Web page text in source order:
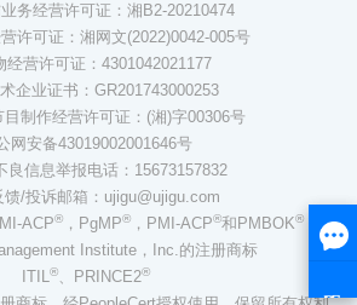
务经营许可证：湘B2-20210474
许可证：湘网文(2022)0042-005号
经营许可证：4301042021177
企业证书：GR201743000253
目制作经营许可证：(湘)字00306号
网安备43019002001646号
良信息举报电话：15673157832
馈/投诉邮箱：ujigu@ujigu.com
ACP®，PgMP®，PMI-ACP®和PMBOK®
Institute，Inc.的注册商标
ITIL®、PRINCE2®